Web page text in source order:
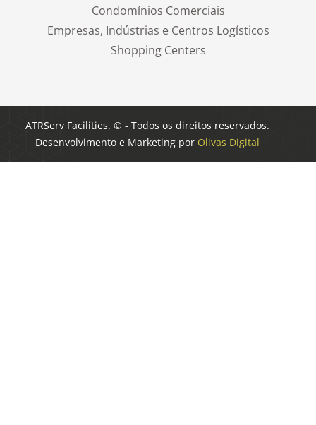
Condomínios Comerciais
Empresas, Indústrias e Centros Logísticos
Shopping Centers
ATRServ Facilities. © - Todos os direitos reservados.
Desenvolvimento e Marketing por Olivas Digital